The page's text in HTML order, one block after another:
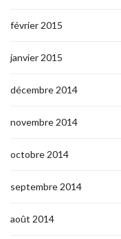
février 2015
janvier 2015
décembre 2014
novembre 2014
octobre 2014
septembre 2014
août 2014